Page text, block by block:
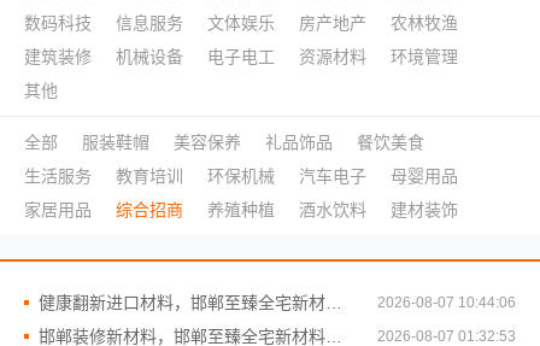
数码科技
信息服务 文体娱乐 房产地产
农林牧渔
建筑装修
机械设备 电子电工 资源材料
环境管理
其他
全部 服装鞋帽 美容保养 礼品饰品
餐饮美食
生活服务
教育培训 环保机械 汽车电子
母婴用品
家居用品
综合招商 养殖种植 酒水饮料 建材装饰
2026-08-07 10:44:06
2026-08-07 01:32:53